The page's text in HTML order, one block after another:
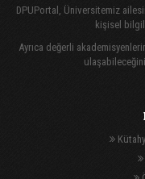
DPUPortal, Üniversitemiz
kişisel
Ayrıca değerli